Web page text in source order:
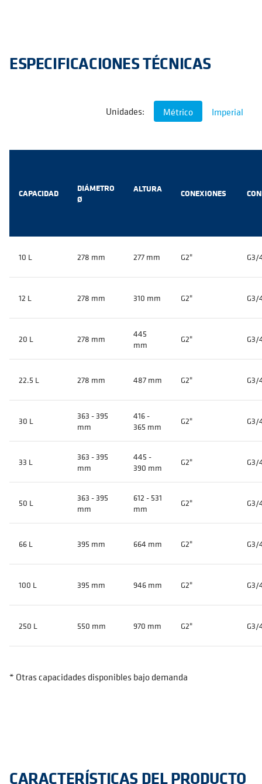
ESPECIFICACIONES TÉCNICAS
Unidades: Métrico Imperial
CAPACIDAD
DIÁMETRO
Ø
ALTURA CONEXIONES
10 L 278 mm 277 mm G2" G3/
12 L 278 mm 310 mm G2" G3/
20 L 278 mm
445
mm
G2" G3/
22.5 L 278 mm 487 mm G2" G3/
30 L
363 - 395
mm
416 -
365 mm
G2" G3/
33 L
363 - 395
mm
445 -
390 mm
G2" G3/
50 L
363 - 395
mm
612 - 531
mm
G2" G3/
66 L 395 mm 664 mm G2" G3/
100 L 395 mm 946 mm G2" G3/
250 L 550 mm 970 mm G2" G3/
* Otras capacidades disponibles bajo demanda
CARACTERÍSTICAS DEL PRODUCTO